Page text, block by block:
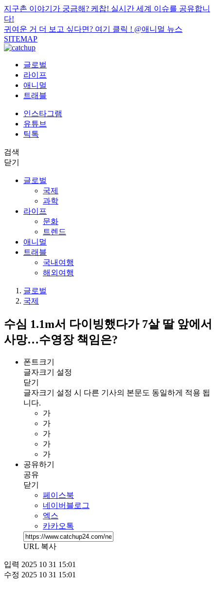
지구촌 이야기가 궁금해? 케찹! 실시간 세계 이슈를 공유합니
다!
귀여운 거 더 보고 싶다면? 여기 클릭 ! @애니멀 뉴스
SITEMAP
글로벌
라이프
애니멀
트래블
인스타그램
유튜브
틱톡
검색
닫기
글로벌
국제
과학
라이프
문화
트렌드
애니멀
트래블
국내여행
해외여행
글로벌
국제
수심 1.1m서 다이빙했다가 7살 딸 앞에서
사망…수영장 책임은?
폰트크기
글자크기 설정
닫기
글자크기 설정 시 다른 기사의 본문도 동일하게 적용 됩
니다.
가
가
가
가
가
공유하기
공유
닫기
페이스북
네이버블로그
엑스
카카오톡
URL 복사
입력 2025 10 31 15:01
수정 2025 10 31 15:01